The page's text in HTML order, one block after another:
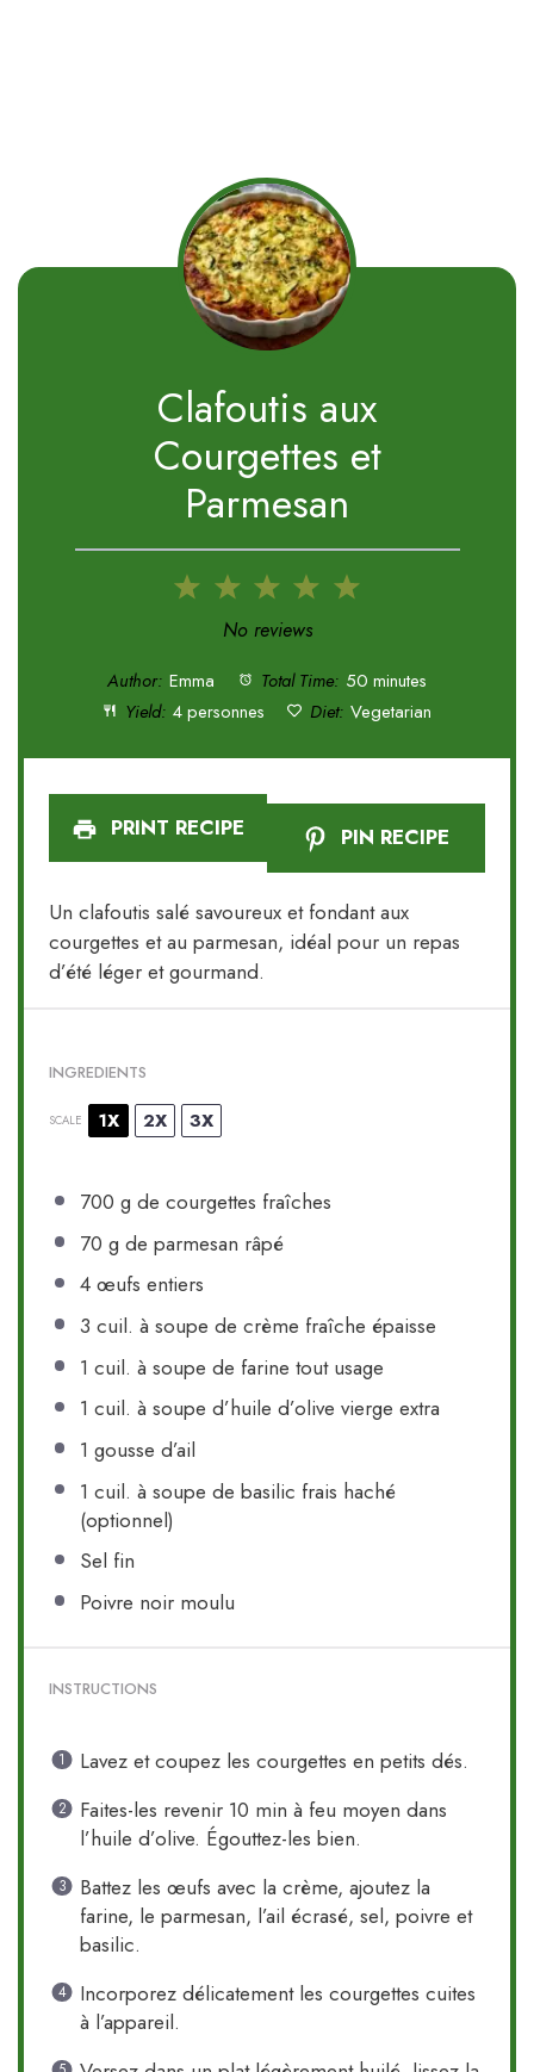
Clafoutis aux
Courgettes et
Parmesan
5
4
3
Stars
2
Stars
1
Star
No reviews
Author: Emma Total Time: 50 minutes
Yield: 4 personnes Diet: Vegetarian
PRINT RECIPE PIN RECIPE
Un clafoutis salé savoureux et fondant aux
courgettes et au parmesan, idéal pour un repas
d’été léger et gourmand.
INGREDIENTS
SCALE 1X 2X 3X
700 g de courgettes fraîches
70 g de parmesan râpé
4œufs entiers
3 cuil. à soupe de crème fraîche épaisse
1 cuil. à soupe de farine tout usage
1 cuil. à soupe d’huile d’olive vierge extra
1 gousse d’ail
1 cuil. à soupe de basilic frais haché
(optionnel)
Sel fin
Poivre noir moulu
INSTRUCTIONS
Lavez et coupez les courgettes en petits dés.
Faites-les revenir 10 min à feu moyen dans
l’huile d’olive. Égouttez-les bien.
Battez les œufs avec la crème, ajoutez la
farine, le parmesan, l’ail écrasé, sel, poivre et
basilic.
Incorporez délicatement les courgettes cuites
à l’appareil.